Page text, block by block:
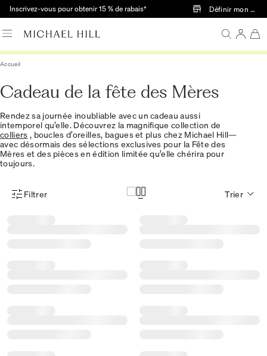
Passer au contenu principal
Inscrivez-vous pour obtenir 15 % de rabais† Définir mon
Accueil
Cadeau de la fête des Mères
Rendez sa journée inoubliable avec un cadeau aussi
intemporel qu’elle. Découvrez la magnifique collection de
colliers , boucles d’oreilles, bagues et plus chez Michael Hill—
avec désormais des sélections exclusives pour la Fête des
Mères et des pièces en édition limitée qu’elle chérira pour
toujours.
Menu des filtres d'articles
Filtrer Trier